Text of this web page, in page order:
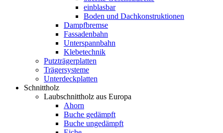
einblasbar
Boden und Dachkonstruktionen
Dampfbremse
Fassadenbahn
Unterspannbahn
Klebetechnik
Putzträgerplatten
Trägersysteme
Unterdeckplatten
Schnittholz
Laubschnittholz aus Europa
Ahorn
Buche gedämpft
Buche ungedämpft